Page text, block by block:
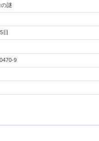
謎
日
0470-9